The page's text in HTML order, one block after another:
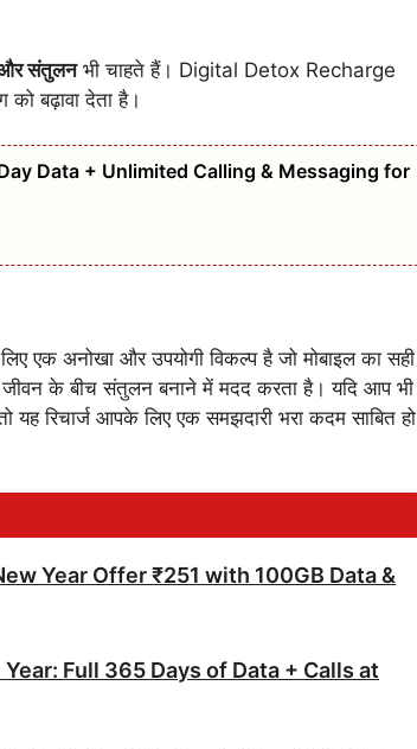
और संतुलनभी चाहते हैं। Digital Detox Recharge
बढ़ावा देता है।
Data + Unlimited Calling & Messaging for
एक अनोखा और उपयोगी विकल्प है जो मोबाइल का सही
जीवन के बीच संतुलन बनाने में मदद करता है। यदि आप भी
यह रिचार्ज आपके लिए एक समझदारी भरा कदम साबित हो
Year Offer ₹251 with 100GB Data &
Full 365 Days of Data + Calls at